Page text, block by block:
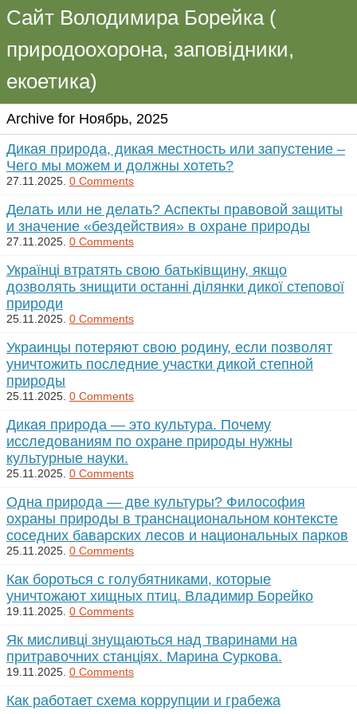
Сайт Володимира Борейка (
природоохорона, заповідники,
екоетика)
Archive for Ноябрь, 2025
Дикая природа, дикая местность или запустение –
Чего мы можем и должны хотеть?
27.11.2025. 0 Comments
Делать или не делать? Аспекты правовой защиты
и значение «бездействия» в охране природы
27.11.2025. 0 Comments
Українці втратять свою батьківщину, якщо
дозволять знищити останні ділянки дикої степової
природи
25.11.2025. 0 Comments
Украинцы потеряют свою родину, если позволят
уничтожить последние участки дикой степной
природы
25.11.2025. 0 Comments
Дикая природа — это культура. Почему
исследованиям по охране природы нужны
культурные науки.
25.11.2025. 0 Comments
Одна природа — две культуры? Философия
охраны природы в транснациональном контексте
соседних баварских лесов и национальных парков
25.11.2025. 0 Comments
Как бороться с голубятниками, которые
уничтожают хищных птиц. Владимир Борейко
19.11.2025. 0 Comments
Як мисливці знущаються над тваринами на
притравочних станціях. Марина Суркова.
19.11.2025. 0 Comments
Как работает схема коррупции и грабежа